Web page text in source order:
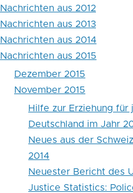
Strafvollzug
der
USA:
Absonderung
und
andere
Nachrichten aus 2012
Nachrichten aus 2013
Nachrichten aus 2014
Nachrichten aus 2015
Dezember 2015
November 2015
Hilfe zur Erziehung für
Deutschland im Jahr
Neues aus der
2014
Neuester Bericht des
Justice Statistics: